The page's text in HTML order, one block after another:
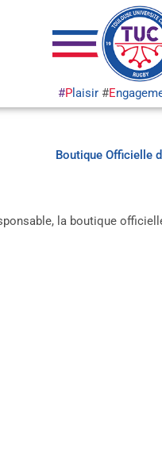
#P laisir #E
Boutique Officielle
la boutique